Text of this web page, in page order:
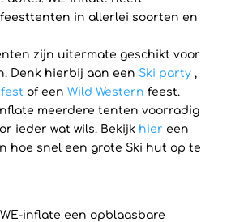
in allerlei soorten en
zijn uitermate geschikt voor
Denk hierbij aan een Ski party,
of een Wild Western feest.
meerdere tenten voorradig
ieder wat wils. Bekijk hier een
hoe snel een grote Ski hut op te
inflate een opblaasbare